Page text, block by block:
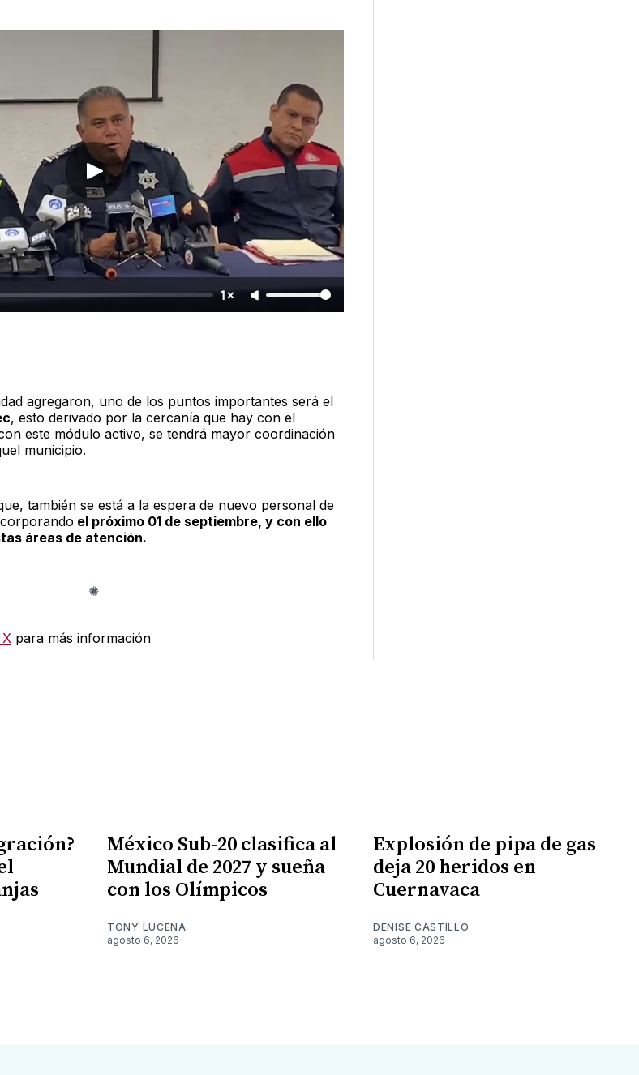
1×
agregaron, uno de los puntos importantes será el
, esto derivado por la cercanía que hay con el
este módulo activo, se tendrá mayor coordinación
municipio.
también se está a la espera de nuevo personal de
el próximo 01 de septiembre, y con ello
áreas de atención.
para más información
México Sub-20 clasifica al
Mundial de 2027 y sueña
con los Olímpicos
TONY LUCENA
agosto 6, 2026
Explosión de pipa de gas
deja 20 heridos en
Cuernavaca
DENISE CASTILLO
agosto 6, 2026